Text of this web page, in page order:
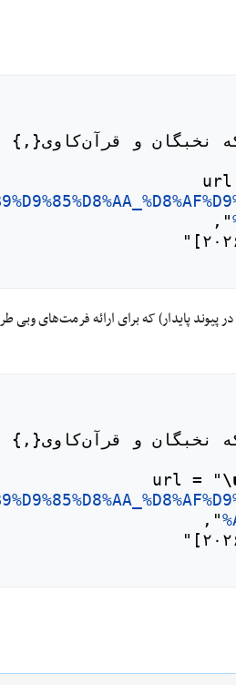
پیوند پایدار) که برای ارائه فرمت‌های